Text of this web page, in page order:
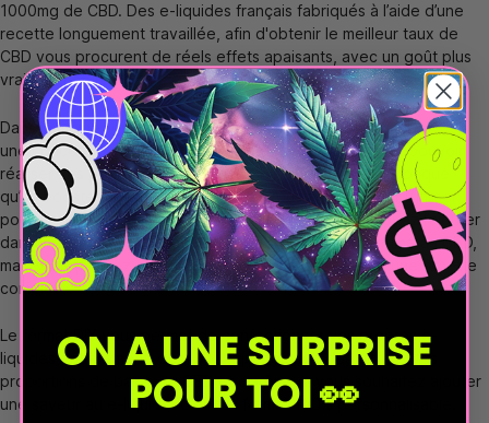
1000mg de CBD. Des e-liquides français fabriqués à l’aide d’une
recette longuement travaillée, afin d'obtenir le meilleur taux de
CBD vous procurent de réels effets apaisants, avec un goût plus
vrai que nature.
Dans la même lignée nous avons élaboré un booster CBD avec
une concentration de 2000mg, grâce auquel vous allez pouvoir
réaliser vos propres e-liquides au CBD. Dans la même optique
qu’un booster de nicotine classique, vous allez pouvoir l’utiliser
pour ajouter du CBD dans vos préparations. Vous pouvez l’ajouter
dans vos flacons 50 ml pour obtenir un e-liquide parfumé au CBD,
mais vous pouvez tout aussi bien l’utiliser en réalisant une recette
complète.
Le format DIY vous permet de confectionner vos propres e-
liquides entièrement, c’est vous qui décidez des différentes
proportions de base, de CBD et d’arôme si vous souhaitez ajouter
une saveur au e-liquide. C’est un format 100% personnalisable.
ON A UNE SURPRISE
POUR TOI 👀